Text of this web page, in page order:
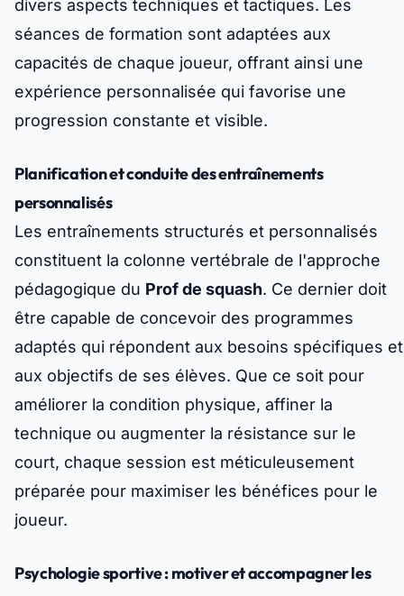
divers aspects techniques et tactiques. Les
séances de formation sont adaptées aux
capacités de chaque joueur, offrant ainsi une
expérience personnalisée qui favorise une
progression constante et visible.
Planification et conduite des entraînements
personnalisés
Les entraînements structurés et personnalisés
constituent la colonne vertébrale de l'approche
pédagogique du Prof de squash. Ce dernier doit
être capable de concevoir des programmes
adaptés qui répondent aux besoins spécifiques et
aux objectifs de ses élèves. Que ce soit pour
améliorer la condition physique, affiner la
technique ou augmenter la résistance sur le
court, chaque session est méticuleusement
préparée pour maximiser les bénéfices pour le
joueur.
Psychologie sportive : motiver et accompagner les